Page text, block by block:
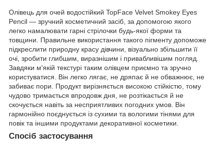
Олівець для очей водостійкий TopFace Velvet Smokey Eyes
Pencil — зручний косметичний засіб, за допомогою якого
легко намалювати гарні стрілочки будь-якої форми та
товщини. Правильне використання такого пігменту допоможе
підкреслити природну красу дівчини, візуально збільшити її
очі, зробити глибшим, виразнішим і привабливішим погляд.
Завдяки м'якій текстурі таким олівцем приємно та зручно
користуватися. Він легко лягає, не дряпає й не обважнює, не
забиває пори. Продукт вирізняється високою стійкістю, тому
чудово тримається впродовж дня, не розтікається й не
скочується навіть за несприятливих погодних умов. Він
гармонійно поєднується із сухими та вологими тінями для
повік та іншими продуктами декоративної косметики.
Спосіб застосування